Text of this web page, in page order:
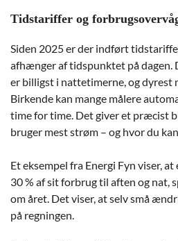
Tidstariffer og
Siden 2025 er der indført
afhænger af tidspunktet på dagen.
er billigst i nattetimerne, og dyrest
Birkende kan mange målere
time for time. Det giver et præcist
bruger mest strøm – og hvor du
Et eksempel fra Energi Fyn viser,
30 % af sit forbrug til aften og nat,
om året. Det viser, at selv små
på regningen.